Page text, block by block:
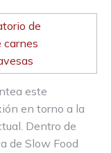
este
en torno a la
Dentro de
de Slow Food